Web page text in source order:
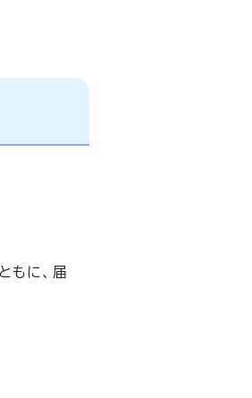
もに、届